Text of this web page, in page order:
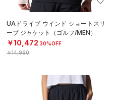
UAドライブ ウインド ショートスリ
ーブ ジャケット（ゴルフ/MEN）
￥10,472 30%OFF
￥14,960